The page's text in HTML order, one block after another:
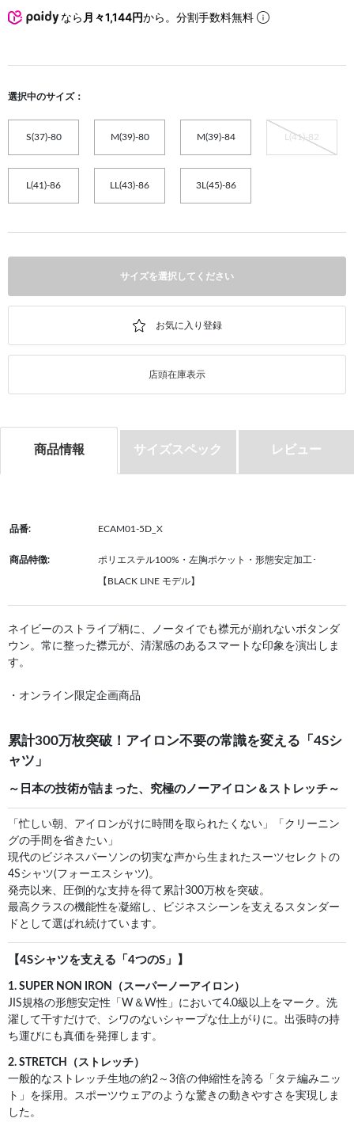
なら 月々1,144円から。分割手数料無料
選択中のサイズ：
S(37)-80 M(39)-80 M(39)-84 L(41)-82
L(41)-86 LL(43)-86 3L(45)-86
サイズを選択してください
店頭在庫表示
商品情報 サイズスペック レビュー
品番: ECAM01-5D_X
商品特徴: ポリエステル100%・左胸ポケット・形態安定加工･
【BLACK LINE モデル】
ネイビーのストライプ柄に、ノータイでも襟元が崩れないボタンダ
ウン。常に整った襟元が、清潔感のあるスマートな印象を演出しま
す。
・オンライン限定企画商品
累計300万枚突破！アイロン不要の常識を変える「4Sシ
ャツ」
～日本の技術が詰まった、究極のノーアイロン＆ストレッチ～
「忙しい朝、アイロンがけに時間を取られたくない」「クリーニン
グの手間を省きたい」
現代のビジネスパーソンの切実な声から生まれたスーツセレクトの
4Sシャツ(フォーエスシャツ)。
発売以来、圧倒的な支持を得て累計300万枚を突破。
最高クラスの機能性を凝縮し、ビジネスシーンを支えるスタンダー
ドとして選ばれ続けています。
【4Sシャツを支える「4つのS」】
1. SUPER NON IRON（スーパーノーアイロン）
JIS規格の形態安定性「W＆W性」において4.0級以上をマーク。洗
濯して干すだけで、シワのないシャープな仕上がりに。出張時の持
ち運びにも真価を発揮します。
2. STRETCH（ストレッチ）
一般的なストレッチ生地の約2～3倍の伸縮性を誇る「タテ編みニッ
ト」を採用。スポーツウェアのような驚きの動きやすさを実現しま
した。